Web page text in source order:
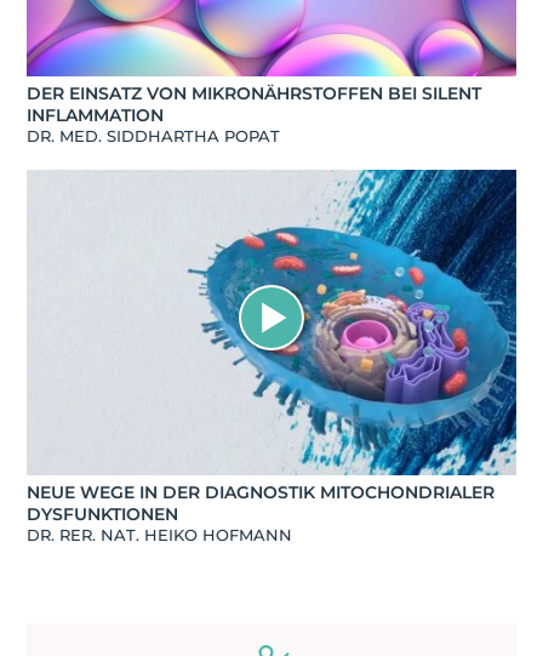
DER EINSATZ VON MIKRONÄHRSTOFFEN BEI SILENT
INFLAMMATION
DR. MED. SIDDHARTHA POPAT
NEUE WEGE IN DER DIAGNOSTIK MITOCHONDRIALER
DYSFUNKTIONEN
DR. RER. NAT. HEIKO HOFMANN